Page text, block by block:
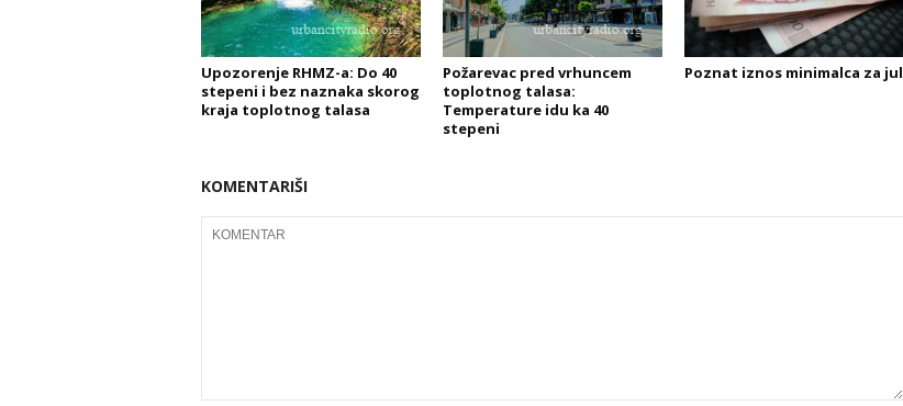
Upozorenje RHMZ-a: Do 40
stepeni i bez naznaka skorog
kraja toplotnog talasa
Požarevac pred vrhuncem
toplotnog talasa:
Temperature idu ka 40
stepeni
Poznat iznos minimalca za jul
KOMENTARIŠI